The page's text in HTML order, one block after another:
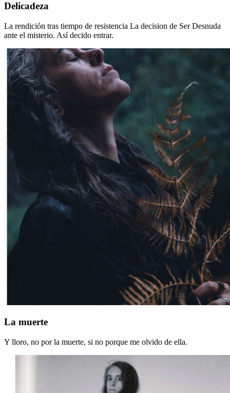
Delicadeza
Delicadeza
La rendición tras tiempo de resistencia La decision de Ser Desnuda
ante el misterio. Así decido entrar.
La
La muerte
Y lloro, no por la muerte, si no porque me olvido de ella.